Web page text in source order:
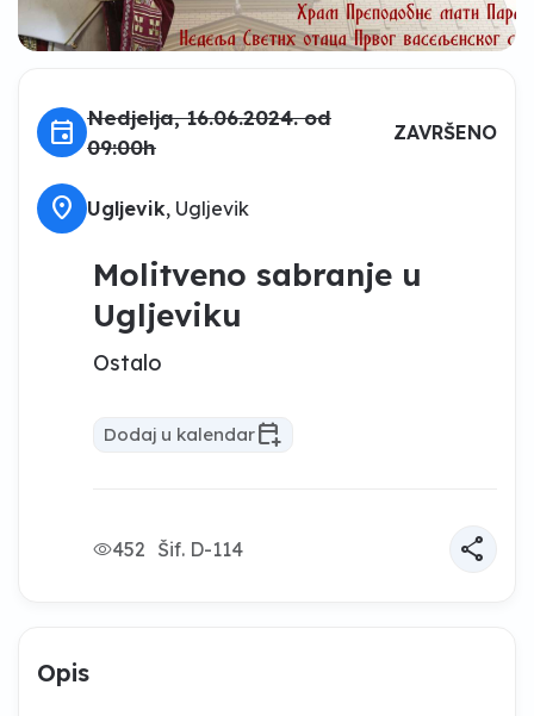
event Nedjelja, 16.06.2024. od
09:00h
ZAVRŠENO
location_on Ugljevik, Ugljevik
Molitveno sabranje u
Ugljeviku
Ostalo
Dodaj u kalendarcalendar_add_on
452 Šif. D-114 share
Opis